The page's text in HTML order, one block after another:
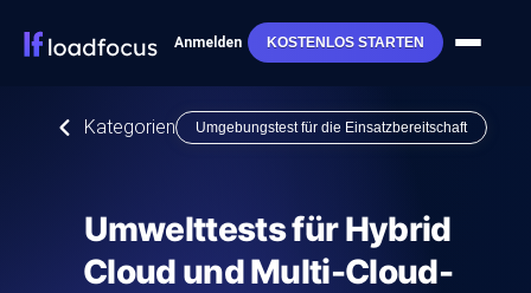
Anmelden KOSTENLOS STARTEN
Kategorien Umgebungstest für die Einsatzbereitschaft
Umwelttests für Hybrid
Cloud und Multi-Cloud-